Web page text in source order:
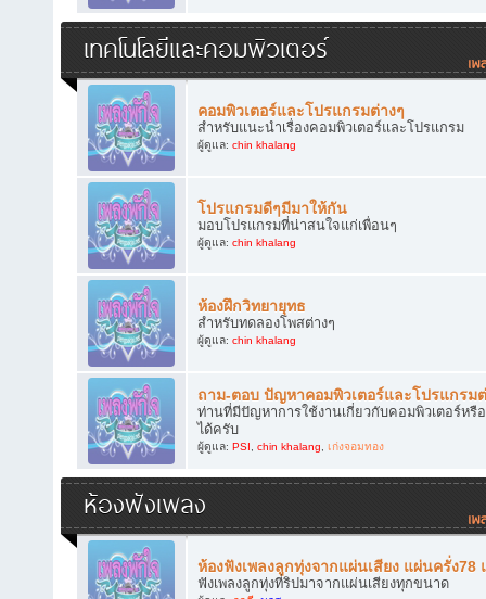
เทคโนโลยีและคอมพิวเตอร์
คอมพิวเตอร์และโปรแกรมต่างๆ
สำหรับแนะนำเรื่องคอมพิวเตอร์และโปรแกรม
ผู้ดูแล: chin khalang
โปรแกรมดีๆมีมาให้กัน
มอบโปรแกรมที่น่าสนใจแก่เพื่อนๆ
ผู้ดูแล: chin khalang
ห้องฝึกวิทยายุทธ
สำหรับทดลองโพสต่างๆ
ผู้ดูแล: chin khalang
ถาม-ตอบ ปัญหาคอมพิวเตอร์และโปรแกรม
ท่านที่มีปัญหาการใช้งานเกี่ยวกับคอมพิวเตอร์ห
ได้ครับ
ผู้ดูแล: PSI, chin khalang, เก่งจอมทอง
ห้องฟังเพลง
ห้องฟังเพลงลูกทุ่งจากแผ่นเสียง แผ่นครั่ง78
ฟังเพลงลูกทุ่งที่ริปมาจากแผ่นเสียงทุกขนาด